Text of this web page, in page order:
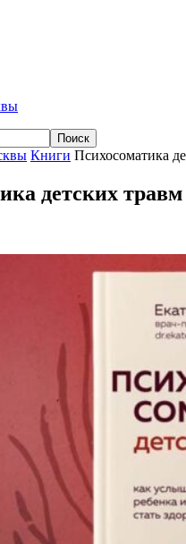
Книги Психосоматика
детских травм